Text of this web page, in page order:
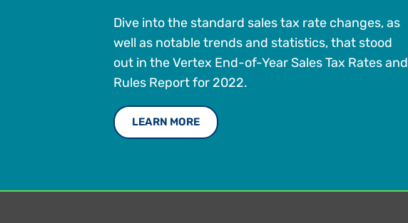
Dive into the standard sales tax rate changes, as
well as notable trends and statistics, that stood
out in the Vertex End-of-Year Sales Tax Rates and
Rules Report for 2022.
LEARN MORE